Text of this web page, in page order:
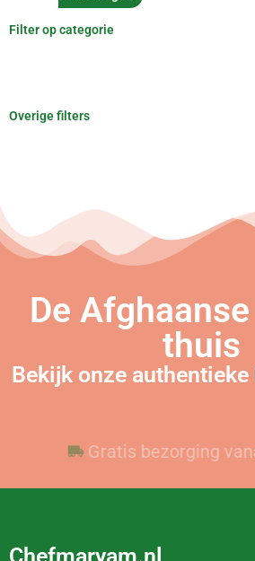
Filter op categorie
Overige filters
De
thuis
Bekijk onze
Gratis bezorging
Voor 23:59 besteld,